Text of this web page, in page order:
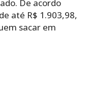
De acordo
até R$ 1.903,98,
sacar em